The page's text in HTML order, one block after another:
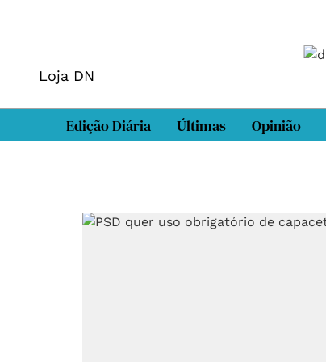
Loja DN
Edição Diária Últimas Opinião